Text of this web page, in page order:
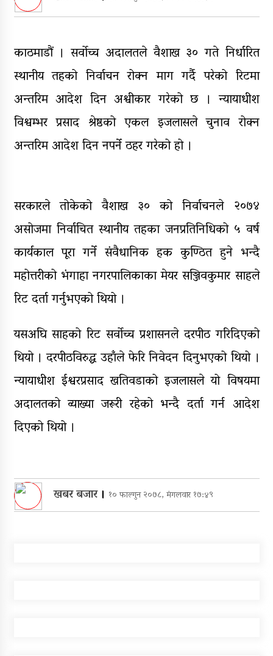
भागबण्डा यस्तो छ…
आठ लाख २१ हजार घुससहित सिँचाइ
डिभिजन सर्लाहीका प्रमुख र अधिकृत
पक्राउ
घरमाथि पहिरो खस्दा ३ वर्षीय बालकको
मृत्यु, दुई घाइते
घरमाथिबाट पहिरो खसेपछि १३ घरधुरी
स्थानान्तरण
काठमाडौं । सर्वोच्च अदालतले वैशाख ३० गते निर्धारित
स्थानीय तहको निर्वाचन रोक्न माग गर्दै परेको रिटमा
अन्तरिम आदेश दिन अश्वीकार गरेको छ । न्यायाधीश
विश्वम्भर प्रसाद श्रेष्ठको एकल इजलासले चुनाव रोक्न
अन्तरिम आदेश दिन नपर्ने ठहर गरेको हो ।
सरकारले तोकेको वैशाख ३० को निर्वाचनले २०७४
असोजमा निर्वाचित स्थानीय तहका जनप्रतिनिधिको ५ वर्ष
कार्यकाल पूरा गर्ने संवैधानिक हक कुण्ठित हुने भन्दै
महोत्तरीको भंगाहा नगरपालिकाका मेयर सञ्जिवकुमार साहले
रिट दर्ता गर्नुभएको थियो ।
यसअघि साहको रिट सर्वोच्च प्रशासनले दरपीठ गरिदिएको
थियो । दरपीठविरुद्ध उहाँले फेरि निवेदन दिनुभएको थियो ।
न्यायाधीश ईश्वरप्रसाद खतिवडाको इजलासले यो विषयमा
अदालतको व्याख्या जरूरी रहेको भन्दै दर्ता गर्न आदेश
दिएको थियो ।
खबर बजार। १० फाल्गुन २०७८, मंगलवार १७:४९